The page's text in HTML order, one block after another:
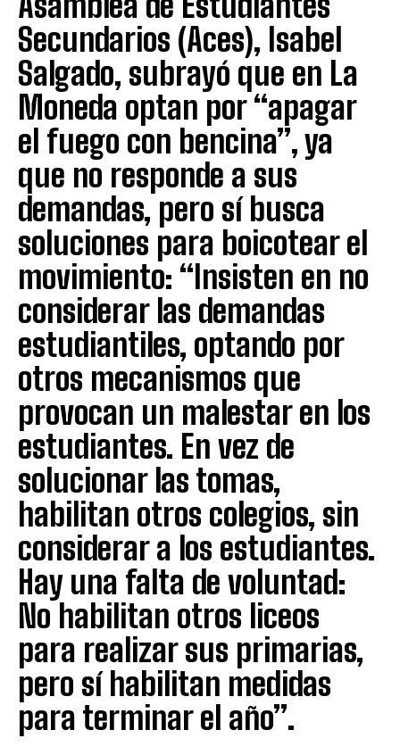
Secundarios (Aces), Isabel
Salgado, subrayó que en La
Moneda optan por “apagar
el fuego con bencina”, ya
que no responde a sus
demandas, pero sí busca
soluciones para boicotear el
movimiento: “Insisten en no
considerar las demandas
estudiantiles, optando por
otros mecanismos que
provocan un malestar en los
estudiantes. En vez de
solucionar las tomas,
habilitan otros colegios, sin
considerar a los estudiantes.
Hay una falta de voluntad:
No habilitan otros liceos
para realizar sus primarias,
pero sí habilitan medidas
para terminar el año”.